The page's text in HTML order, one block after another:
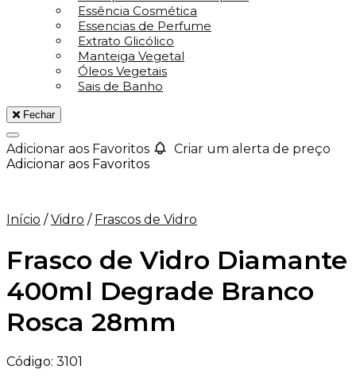
Essência Cosmética
Essencias de Perfume
Extrato Glicólico
Manteiga Vegetal
Óleos Vegetais
Sais de Banho
Fechar
Adicionar aos Favoritos
Criar um alerta de preço
Adicionar aos Favoritos
Início / Vidro / Frascos de Vidro
Frasco de Vidro Diamante
400ml Degrade Branco
Rosca 28mm
Código: 3101